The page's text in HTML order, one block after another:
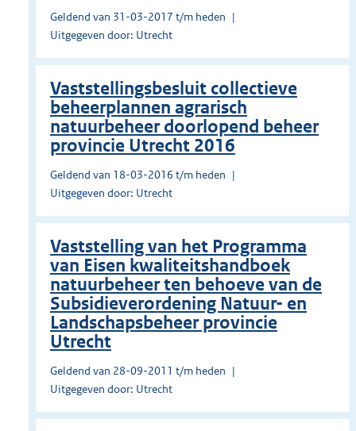
Geldend van 31-03-2017 t/m heden
Uitgegeven door: Utrecht
Vaststellingsbesluit collectieve
beheerplannen agrarisch
natuurbeheer doorlopend beheer
provincie Utrecht 2016
Geldend van 18-03-2016 t/m heden
Uitgegeven door: Utrecht
Vaststelling van het Programma
van Eisen kwaliteitshandboek
natuurbeheer ten behoeve van de
Subsidieverordening Natuur- en
Landschapsbeheer provincie
Utrecht
Geldend van 28-09-2011 t/m heden
Uitgegeven door: Utrecht